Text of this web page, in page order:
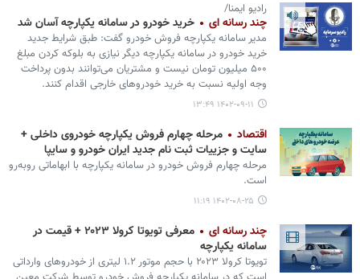
رادیو ایمنا/
چند رسانه ای خرید خودرو در سامانه یکپارچه آسان شد
مدیر سامانه یکپارچه فروش خودرو گفت: طبق شرایط جدید
خرید خودرو در سامانه یکپارچه دیگر نیازی به بلوکه کردن مبلغ
۵۰۰ میلیون تومان نیست و مشتریان می‌توانند بدون پرداخت
وجه اولیه نسبت به خرید خودروهای خارجی اقدام کنند.
۱۴۰۲-۰۹-۱۱ ۱۳:۴۹
اقتصاد
مرحله چهارم فروش یکپارچه خودروی داخلی +
سایت و جزییات ثبت نام جدید ایران خودرو و سایپا
مرحله چهارم فروش خودرو در سامانه یکپارچه با ابهاماتی روبه‌رو
است.
۱۴۰۲-۰۸-۲۵ ۱۱:۱۹
چند رسانه ای
معرفی تویوتا کرولا ۲۰۲۳ + قیمت در
سامانه یکپارچه
تویوتا کرولا ۲۰۲۳ با حجم موتور ۱.۲ لیتری از خودروهای وارداتی